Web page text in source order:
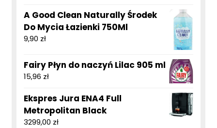
A Good Clean Naturally Środek
Do Mycia Łazienki 750Ml
9,90 zł
Fairy Płyn do naczyń Lilac 905 ml
15,96 zł
Ekspres Jura ENA4 Full
Metropolitan Black
3299,00 zł